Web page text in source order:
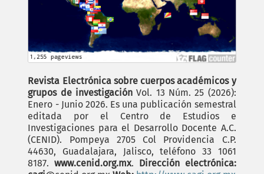
Revista Electrónica sobre cuerpos académicos y
grupos de investigación Vol. 13 Núm. 25 (2026):
Enero - Junio 2026. Es una publicación semestral
editada por el Centro de Estudios e
Investigaciones para el Desarrollo Docente A.C.
(CENID). Pompeya 2705 Col Providencia C.P.
44630, Guadalajara, Jalisco, teléfono 33 1061
8187.www.cenid.org.mx. Dirección electrónica: